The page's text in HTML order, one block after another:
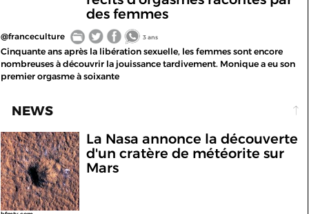
des femmes
@franceculture 3 ans
Cinquante ans après la libération sexuelle, les femmes sont encore
nombreuses à découvrir la jouissance tardivement. Monique a eu son
premier orgasme à soixante
NEWS
La Nasa annonce la découverte
d'un cratère de météorite sur
Mars